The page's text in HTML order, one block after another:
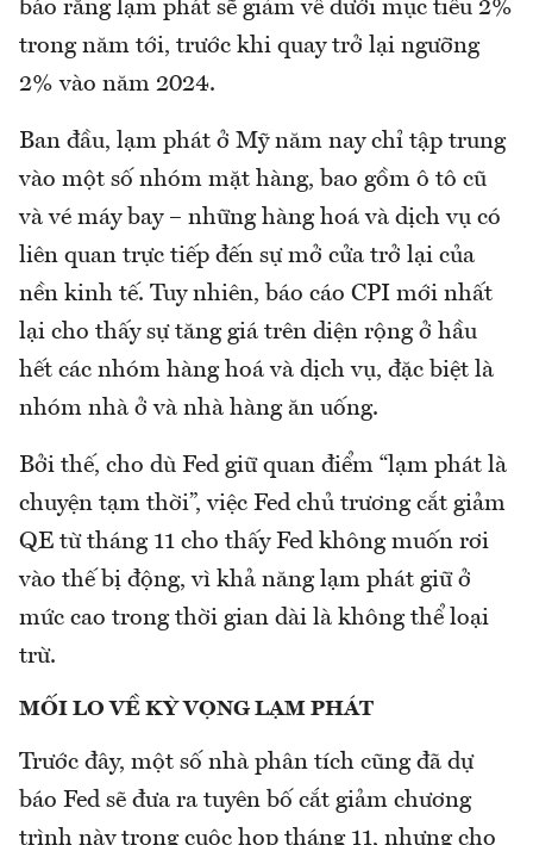
báo rằng lạm phát sẽ giảm về dưới mục tiêu 2%
trong năm tới, trước khi quay trở lại ngưỡng
2% vào năm 2024.
Ban đầu, lạm phát ở Mỹ năm nay chỉ tập trung
vào một số nhóm mặt hàng, bao gồm ô tô cũ
và vé máy bay – những hàng hoá và dịch vụ có
liên quan trực tiếp đến sự mở cửa trở lại của
nền kinh tế. Tuy nhiên, báo cáo CPI mới nhất
lại cho thấy sự tăng giá trên diện rộng ở hầu
hết các nhóm hàng hoá và dịch vụ, đặc biệt là
nhóm nhà ở và nhà hàng ăn uống.
Bởi thế, cho dù Fed giữ quan điểm “lạm phát là
chuyện tạm thời”, việc Fed chủ trương cắt giảm
QE từ tháng 11 cho thấy Fed không muốn rơi
vào thế bị động, vì khả năng lạm phát giữ ở
mức cao trong thời gian dài là không thể loại
trừ.
MỐI LO VỀ KỲ VỌNG LẠM PHÁT
Trước đây, một số nhà phân tích cũng đã dự
báo Fed sẽ đưa ra tuyên bố cắt giảm chương
trình này trong cuộc họp tháng 11, nhưng cho